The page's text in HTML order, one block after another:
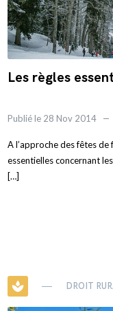
Les règles
Publié le 28 Nov 2014
A l’approche des fêtes
essentielles concernant
[…]
spa DROIT